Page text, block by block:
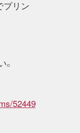
プリン
52449